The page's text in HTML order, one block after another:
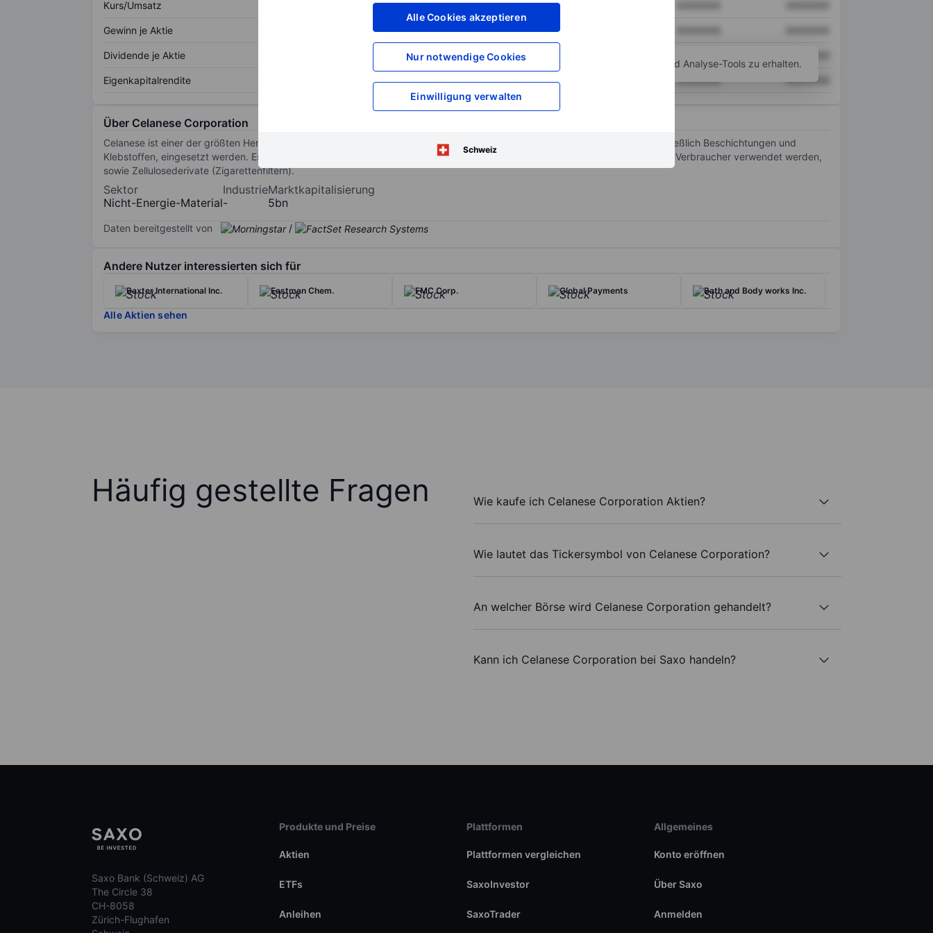
Alle Cookies akzeptieren
Nur notwendige Cookies
Einwilligung verwalten
Schweiz
Kurs/Umsatz XXXXXXX
Gewinn je Aktie XXXXXXX
Dividende je Aktie XXXXXXX
Eigenkapitalrendite XXXXXXX XXXXXXX XXXXXXX
Konto eröffnenum Zugriff auf mehr Diagramm- und Analyse-Tools zu erhalten.
Über Celanese Corporation
Celanese ist einer der größten Hersteller von Essigsäure und Chemikalienderivaten, die in verschiedenen Endmärkten, einschließlich Beschichtungen und
Klebstoffen, eingesetzt werden. Es stellt auch Spezialpolymere her, die in den Endmärkten Automobil, Elektronik, Medizin und Verbraucher verwendet werden,
sowie Zellulosederivate (Zigarettenfiltern).
Sektor
Nicht-Energie-Material
Industrie
-
Marktkapitalisierung
5bn
Daten bereitgestellt von /
Andere Nutzer interessierten sich für
Baxter International Inc. Eastman Chem. FMC Corp. Global Payments Bath and Body works Inc.
Alle Aktien sehen
Häufig gestellte Fragen Wie kaufe ich Celanese Corporation Aktien?
Wie lautet das Tickersymbol von Celanese Corporation?
An welcher Börse wird Celanese Corporation gehandelt?
Kann ich Celanese Corporation bei Saxo handeln?
Saxo Bank (Schweiz) AG
The Circle 38
CH-8058
Zürich-Flughafen
Produkte und Preise
Aktien
ETFs
Anleihen
Plattformen
Plattformen vergleichen
SaxoInvestor
SaxoTrader
Allgemeines
Konto eröffnen
Über Saxo
Anmelden